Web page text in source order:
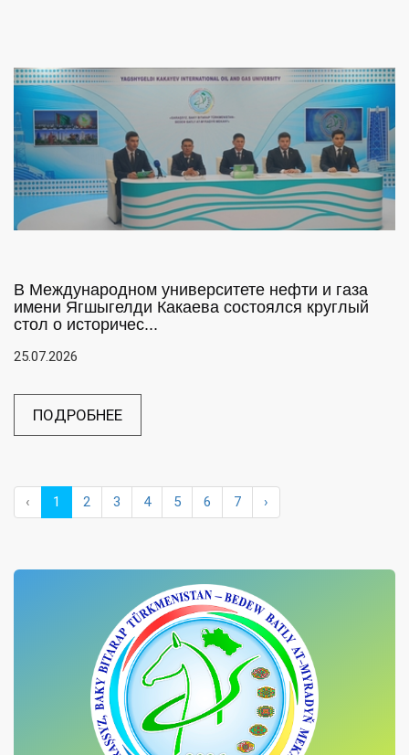
В Международном университете нефти и газа
имени Ягшыгелди Какаева состоялся круглый
стол о историчес...
25.07.2026
ПОДРОБНЕЕ
‹ 1 2 3 4 5 6 7 ›